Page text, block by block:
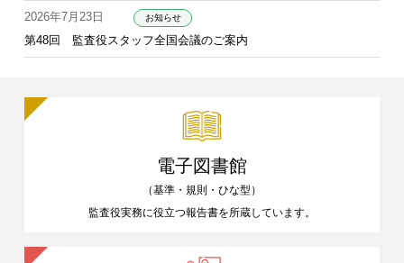
2026年7月23日 お知らせ
第48回 監査役スタッフ全国会議のご案内
電子図書館
（基準・規則・ひな型）
監査役実務に役立つ報告書を所蔵しています。